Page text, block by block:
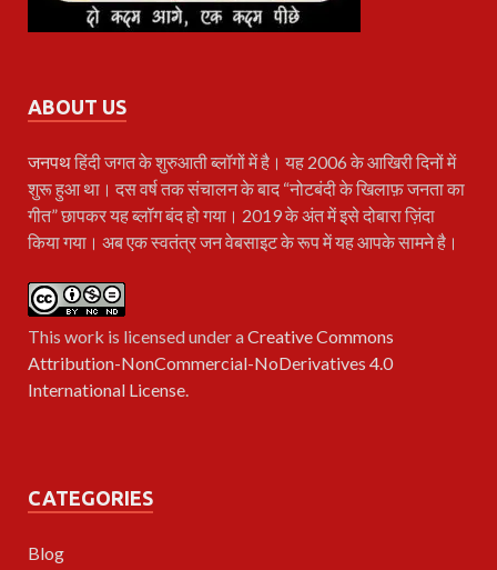
ABOUT US
जनपथहिंदी जगत के शुरुआती ब्लॉगों में है। यह 2006 के आखिरी दिनों में
शुरू हुआ था। दस वर्ष तक संचालन के बाद “नोटबंदी के खिलाफ़ जनता का
गीत” छापकर यह ब्लॉग बंद हो गया। 2019 के अंत में इसे दोबारा ज़िंदा
किया गया। अब एक स्वतंत्र जन वेबसाइट के रूप में यह आपके सामने है।
This work is licensed under aCreative Commons
Attribution-NonCommercial-NoDerivatives 4.0
International License.
CATEGORIES
Blog